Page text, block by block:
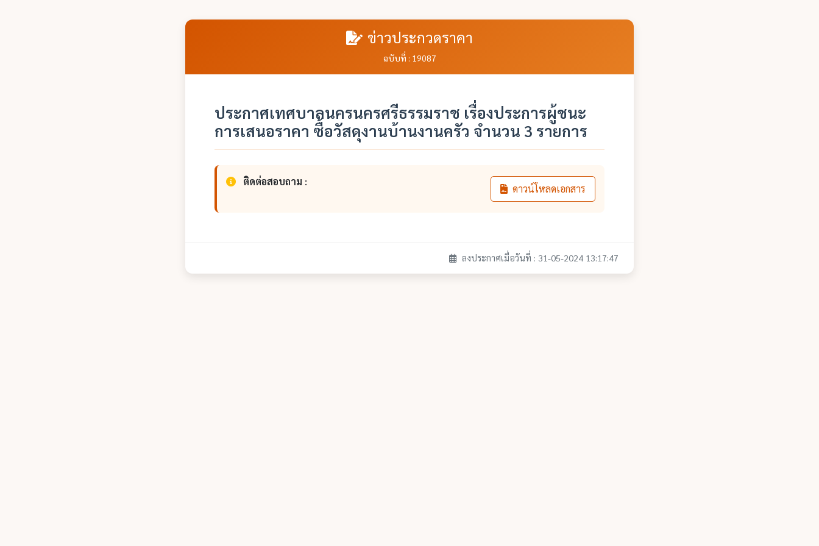
ข่าวประกวดราคา
ฉบับที่ : 19087
ประกาศเทศบาลนครนครศรีธรรมราช เรื่องประการผู้ชนะ
การเสนอราคา ซื้อวัสดุงานบ้านงานครัว จำนวน 3 รายการ
ติดต่อสอบถาม :
ดาวน์โหลดเอกสาร
ลงประกาศเมื่อวันที่ : 31-05-2024 13:17:47